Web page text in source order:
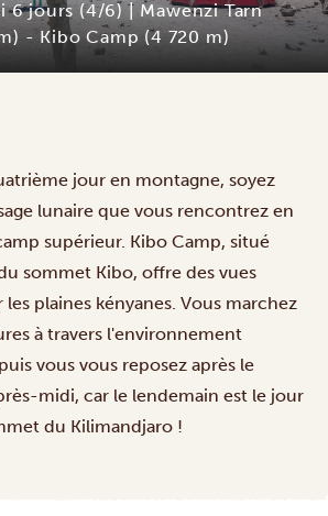
6 jours (4/6) | Mawenzi Tarn
- Kibo Camp (4 720 m)
jour en montagne, soyez
lunaire que vous rencontrez en
supérieur. Kibo Camp, situé
sommet Kibo, offre des vues
plaines kényanes. Vous marchez
à travers l'environnement
vous vous reposez après le
midi, car le lendemain est le jour
du Kilimandjaro !